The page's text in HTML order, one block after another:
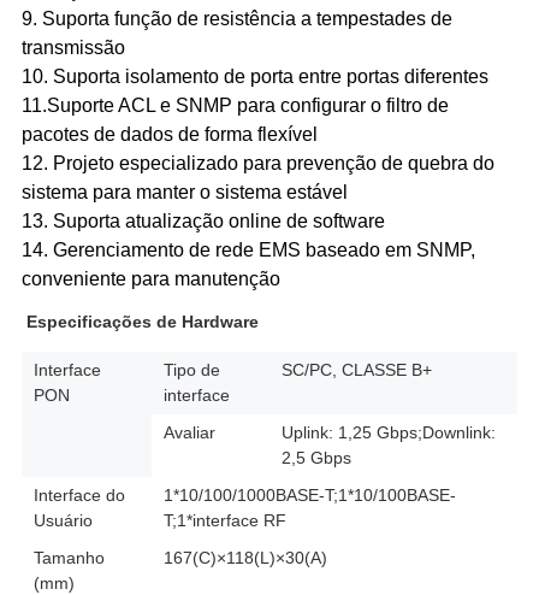
9. Suporta função de resistência a tempestades de
transmissão
10. Suporta isolamento de porta entre portas diferentes
11.Suporte ACL e SNMP para configurar o filtro de
pacotes de dados de forma flexível
12. Projeto especializado para prevenção de quebra do
sistema para manter o sistema estável
13. Suporta atualização online de software
14. Gerenciamento de rede EMS baseado em SNMP,
conveniente para manutenção
Especificações de Hardware
Interface
PON
Tipo de
interface
SC/PC, CLASSE B+
Avaliar
Uplink: 1,25 Gbps;Downlink:
2,5 Gbps
Interface do
Usuário
1*10/100/1000BASE-T;1*10/100BASE-
T;1*interface RF
Tamanho
(mm)
167(C)×118(L)×30(A)